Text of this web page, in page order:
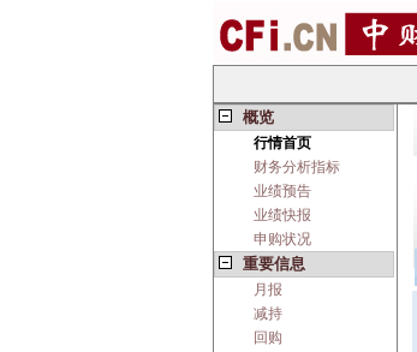
概览
行情首页
财务分析指标
业绩预告
业绩快报
申购状况
重要信息
月报
减持
回购